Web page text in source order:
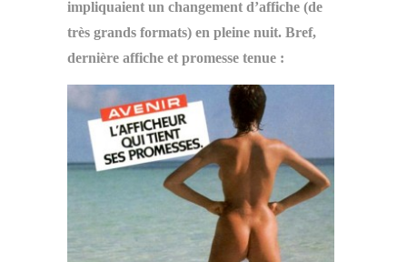
impliquaient un changement d’affiche (de
très grands formats) en pleine nuit. Bref,
dernière affiche et promesse tenue :